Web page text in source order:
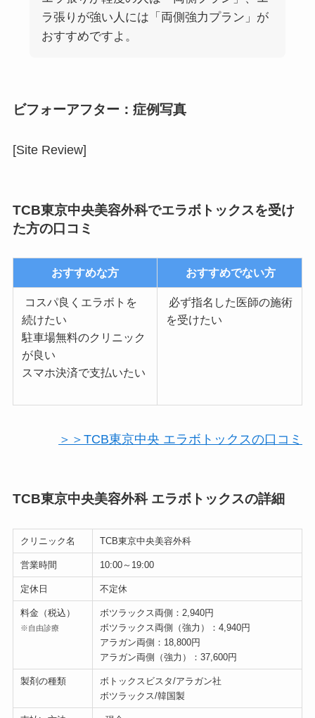
ラ張りが強い人には「両側強力プラン」が
おすすめですよ。
ビフォーアフター：症例写真
[Site Review]
TCB東京中央美容外科でエラボトックスを受け
た方の口コミ
おすすめな方 おすすめでない方
コスパ良くエラボトを
続けたい
駐車場無料のクリニック
が良い
スマホ決済で支払いたい
必ず指名した医師の施術
を受けたい
＞＞TCB東京中央 エラボトックスの口コミ
TCB東京中央美容外科 エラボトックスの詳細
クリニック名 TCB東京中央美容外科
営業時間 10:00～19:00
定休日 不定休
料金（税込）
※自由診療
ボツラックス両側：2,940円
ボツラックス両側（強力）：4,940円
アラガン両側：18,800円
アラガン両側（強力）：37,600円
製剤の種類
ボトックスビスタ/アラガン社
ボツラックス/韓国製